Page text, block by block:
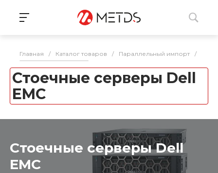
Главная / Каталог товаров / Параллельный импорт /
Стоечные серверы Dell
EMC
Стоечные серверы Dell
EMC